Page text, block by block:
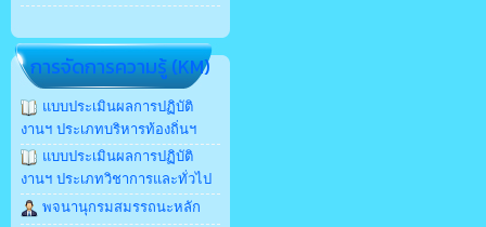
การจัดการความรู้ (KM)
แบบประเมินผลการปฏิบัติ
งานฯ ประเภทบริหารท้องถิ่นฯ
แบบประเมินผลการปฏิบัติ
งานฯ ประเภทวิชาการและทั่วไป
พจนานุกรมสมรรถนะหลัก